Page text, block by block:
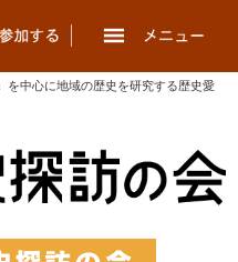
を中心に地域の歴史を研究する歴史愛